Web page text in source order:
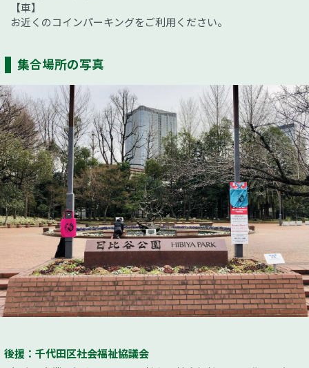
【車】
お近くのコインパーキングをご利用ください。
集合場所の写真
後援：千代田区社会福祉協議会